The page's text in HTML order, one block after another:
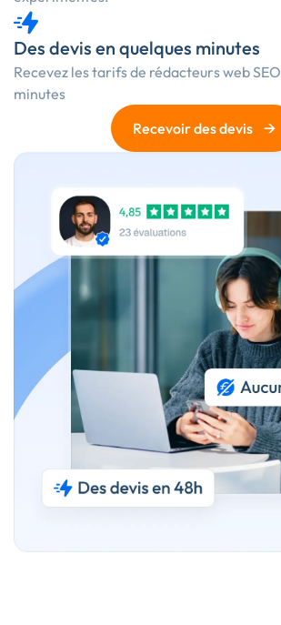
Des devis en quelques minutes
Recevez lestarifs de rédacteurs web SEO
minutes
Recevoir des devis
→